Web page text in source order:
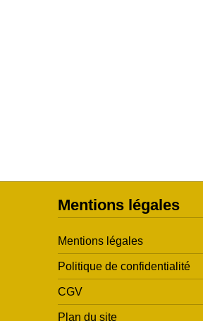
Mentions légales
Mentions légales
Politique de confidentialité
CGV
Plan du site